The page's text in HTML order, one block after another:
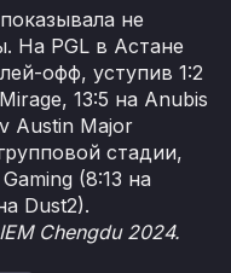
не
На PGL в Астане
офф, уступив 1:2
13:5 на Anubis
Austin Major
стадии,
(8:13 на
Dust2).
Chengdu 2024.